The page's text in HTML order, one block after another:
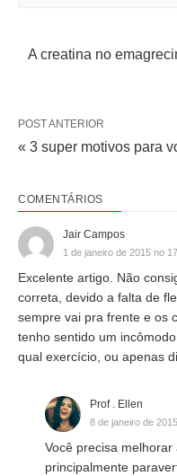
A creatina no
POST ANTERIOR
« 3 super motivos para
COMENTÁRIOS
Jair Campos
1 de janeiro de 2015 no
Excelente artigo. Não
correta, devido a falta de
sempre vai pra frente e os
tenho sentido um
qual exercício, ou apenas
Prof . Ellen
8 de janeiro de
Você precisa
principalmente